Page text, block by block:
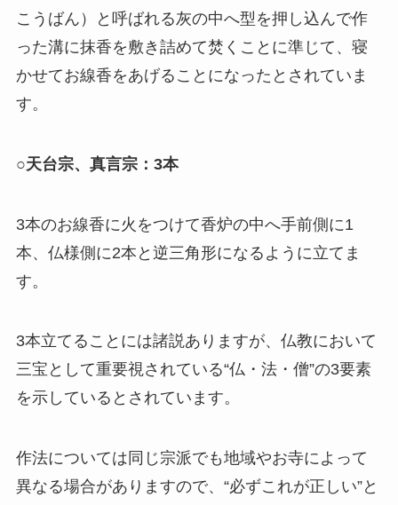
こうばん）と呼ばれる灰の中へ型を押し込んで作
った溝に抹香を敷き詰めて焚くことに準じて、寝
かせてお線香をあげることになったとされていま
す。
○天台宗、真言宗：3本
3本のお線香に火をつけて香炉の中へ手前側に1
本、仏様側に2本と逆三角形になるように立てま
す。
3本立てることには諸説ありますが、仏教において
三宝として重要視されている“仏・法・僧”の3要素
を示しているとされています。
作法については同じ宗派でも地域やお寺によって
異なる場合がありますので、“必ずこれが正しい”と